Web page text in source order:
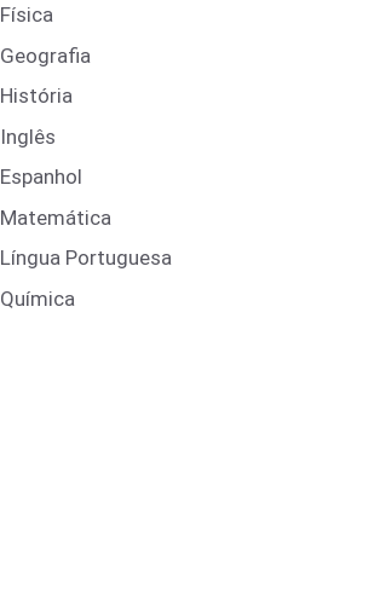
Física
Geografia
História
Inglês
Espanhol
Matemática
Língua Portuguesa
Química